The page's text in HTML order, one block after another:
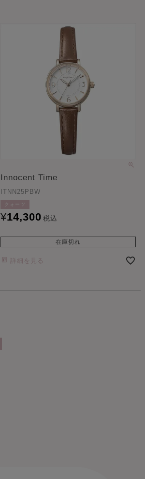
Innocent Time
ITNN25PBW
クォーツ
¥14,300 税込
在庫切れ
詳細を見る